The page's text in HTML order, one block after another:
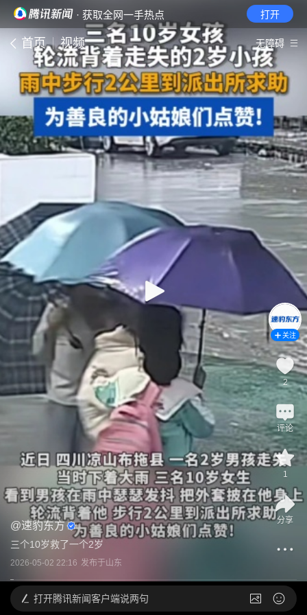
· 获取全网一手热点 打开
首页 视频 无障碍
@速豹东方
三个10岁救了一个2岁
2026-05-02 22:16 发布于山东
关注
2
评论
1
分享
打开腾讯新闻客户端说两句